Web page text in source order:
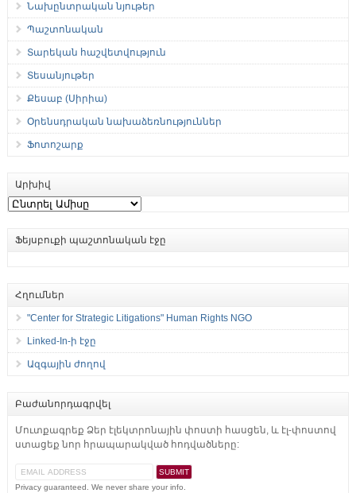
Նախընտրական նյութեր
Պաշտոնական
Տարեկան հաշվետվություն
Տեսանյութեր
Քեսաբ (Սիրիա)
Օրենսդրական նախաձեռնություններ
Ֆոտոշարք
Արխիվ
Արխիվ
Ֆեյսբուքի պաշտոնական էջը
Հղումներ
"Center for Strategic Litigations" Human Rights NGO
Linked-In-ի էջը
Ազգային ժողով
Բաժանորդագրվել
Մուտքագրեք Ձեր էլեկտրոնային փոստի հասցեն, և էլ-փոստով
ստացեք նոր հրապարակված հոդվածները:
Privacy guaranteed. We never share your info.